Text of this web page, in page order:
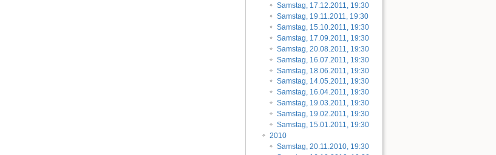
Samstag, 17.12.2011, 19:30
Samstag, 19.11.2011, 19:30
Samstag, 15.10.2011, 19:30
Samstag, 17.09.2011, 19:30
Samstag, 20.08.2011, 19:30
Samstag, 16.07.2011, 19:30
Samstag, 18.06.2011, 19:30
Samstag, 14.05.2011, 19:30
Samstag, 16.04.2011, 19:30
Samstag, 19.03.2011, 19:30
Samstag, 19.02.2011, 19:30
Samstag, 15.01.2011, 19:30
2010
Samstag, 20.11.2010, 19:30